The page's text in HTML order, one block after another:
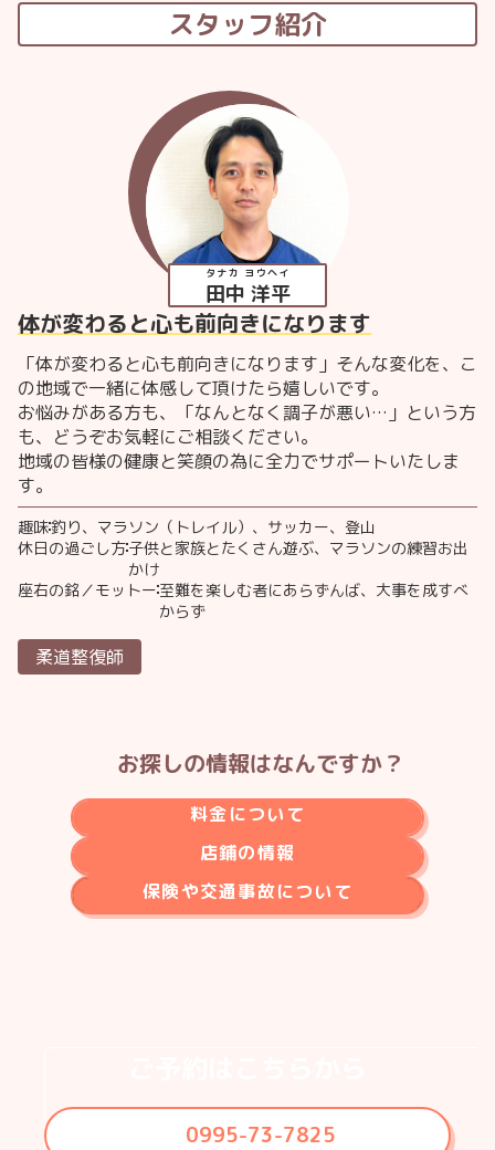
スタッフ紹介
田中 洋平
タナカ ヨウヘイ
体が変わると心も前向きになります
「体が変わると心も前向きになります」そんな変化を、こ
の地域で一緒に体感して頂けたら嬉しいです。
お悩みがある方も、「なんとなく調子が悪い…」という方
も、どうぞお気軽にご相談ください。
地域の皆様の健康と笑顔の為に全力でサポートいたしま
す。
趣味釣り、マラソン（トレイル）、サッカー、登山
休日の過ごし方子供と家族とたくさん遊ぶ、マラソンの練習お出
かけ
座右の銘／モットー 至難を楽しむ者にあらずんば、大事を成すべ
からず
柔道整復師
お探しの情報はなんですか？
料金について
店鋪の情報
保険や交通事故について
0995-73-7825